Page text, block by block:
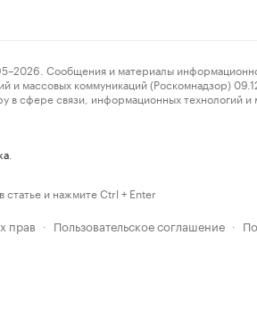
Сообщения и материалы
и массовых коммуникаций (Роскомнадзор)
в сфере связи, информационных
статье и нажмите Ctrl + Enter
прав · Пользовательское соглашение ·